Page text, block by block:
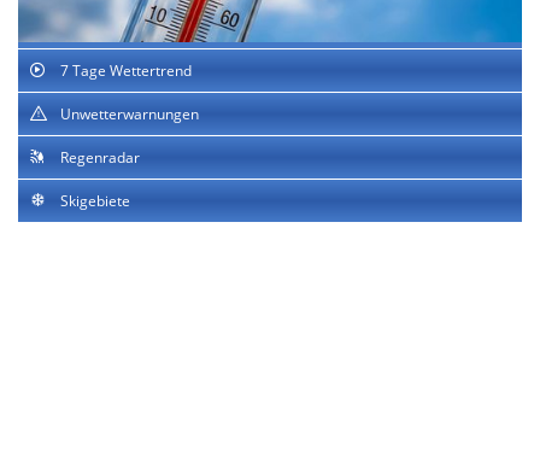
7 Tage Wettertrend
Unwetterwarnungen
Regenradar
Skigebiete